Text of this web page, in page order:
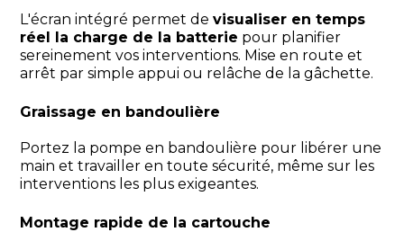
L'écran intégré permet devisualiser en temps
réel la charge de la batterie pour planifier
sereinement vos interventions. Mise en route et
arrêt par simple appui ou relâche de la gâchette.
Graissage en bandoulière
Portez la pompe en bandoulière pour libérer une
main et travailler en toute sécurité, même sur les
interventions les plus exigeantes.
Montage rapide de la cartouche